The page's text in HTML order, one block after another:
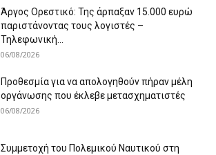
Άργος Ορεστικό: Της άρπαξαν 15.000 ευρώ
παριστάνοντας τους λογιστές –
Τηλεφωνική...
06/08/2026
Προθεσμία για να απολογηθούν πήραν μέλη
οργάνωσης που έκλεβε μετασχηματιστές
06/08/2026
Συμμετοχή του Πολεμικού Ναυτικού στη